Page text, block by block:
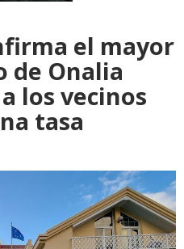
el mayor
de Onalia
los vecinos
tasa